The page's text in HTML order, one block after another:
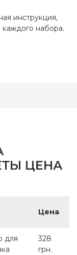
инструкция,
каждого набора.
ЦЕНА
Цена
для
328
грн.